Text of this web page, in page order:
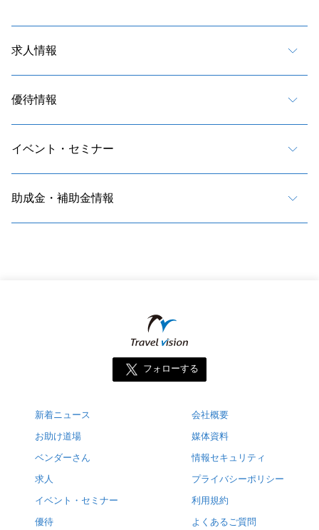
求人情報
優待情報
イベント・セミナー
助成金・補助金情報
フォローする
新着ニュース
お助け道場
ベンダーさん
求人
イベント・セミナー
優待
会社概要
媒体資料
情報セキュリティ
プライバシーポリシー
利用規約
よくあるご質問